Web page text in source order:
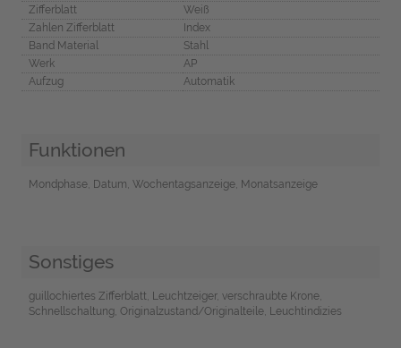
Zifferblatt
Weiß
Zahlen Zifferblatt
Index
Band Material
Stahl
Werk
AP
Aufzug
Automatik
Funktionen
Mondphase, Datum, Wochentagsanzeige, Monatsanzeige
Sonstiges
guillochiertes Zifferblatt, Leuchtzeiger, verschraubte Krone,
Schnellschaltung, Originalzustand/Originalteile, Leuchtindizies